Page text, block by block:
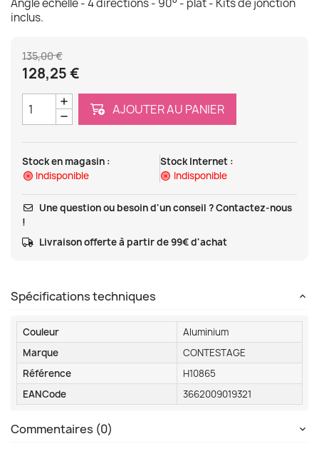
Angle échelle - 4 directions - 90° - plat - Kits de jonction
inclus.
135,00 €
128,25 €
AJOUTER AU PANIER
Stock en magasin :
Indisponible
Stock Internet :
Indisponible
Une question ou besoin d'un conseil ? Contactez-nous
!
Livraison offerte à partir de 99€ d'achat
Spécifications techniques
Couleur
Aluminium
Marque
CONTESTAGE
Référence
H10865
EANCode
3662009019321
Commentaires (0)